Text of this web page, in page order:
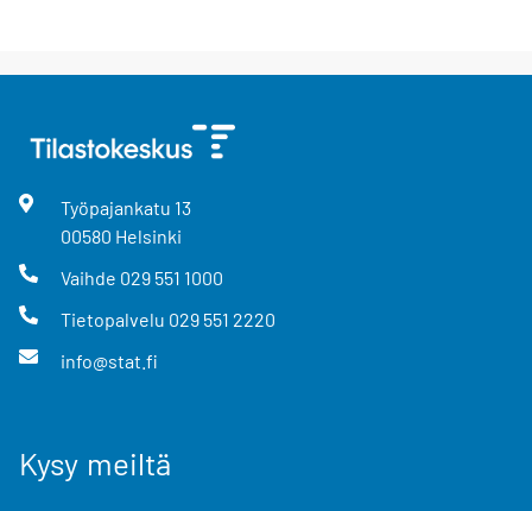
Työpajankatu 13
00580 Helsinki
Vaihde 029 551 1000
Tietopalvelu 029 551 2220
info@stat.fi
Kysy meiltä